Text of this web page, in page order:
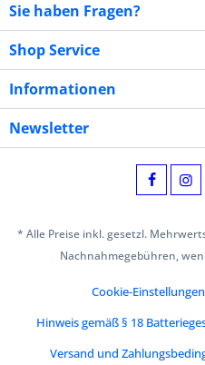
Sie haben Fragen?
Shop Service
Informationen
Newsletter
* Alle Preise inkl. gesetzl.
Nachnahmegebühren,
Cookie-Einstellungen
Hinweis gemäß § 18
Versand und